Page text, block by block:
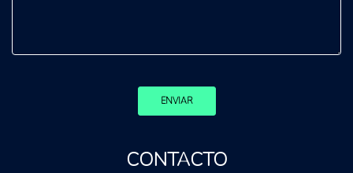
ENVIAR
CONTACTO